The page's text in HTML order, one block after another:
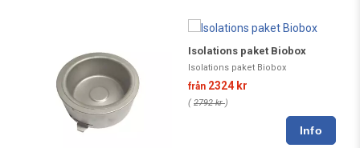
Isolations paket Biobox
Isolations paket Biobox
från 2324 kr
( 2792 kr)